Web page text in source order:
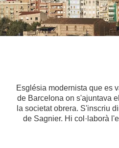
Església modernista que es
de Barcelona on s'ajuntava
la societat obrera. S'inscriu
de Sagnier. Hi col·laborà